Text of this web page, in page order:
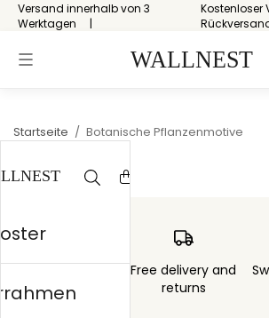
Versand innerhalb von 3
Werktagen
Kostenloser
Startseite / Botanische Pflanzenmotive
3 days
Free delivery and
returns